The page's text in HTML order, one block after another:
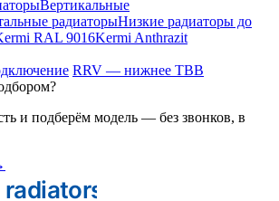
Вертикальные
радиаторыНизкие радиаторы до
RAL 9016Kermi Anthrazit
RRV — нижнее ТВВ
и подберём модель — без звонков, в